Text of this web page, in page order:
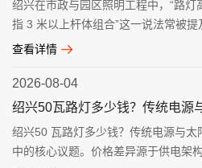
绍兴在市政与园区照明工程中，“路
指 3 米以上杆体组合”这一说法常被提
查看详情
2026-08-04
绍兴50瓦路灯多少钱？传统电源
绍兴50 瓦路灯多少钱？传统电源与太
中的核心议题。价格差异源于供电架构